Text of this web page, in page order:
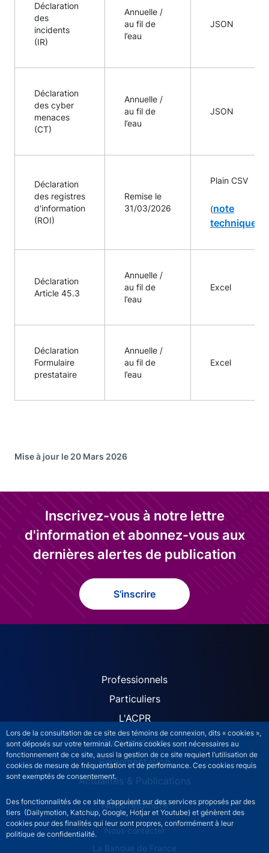
Lors de la consultation de ce site des témoins de connexion, dits « cookies »,
sont déposés sur votre terminal. Certains cookies sont nécessaires au
fonctionnement de ce site, aussi la gestion de ce site requiert l’utilisation de
cookies de mesure de fréquentation et de performance. Ces cookies requis
sont exemptés de consentement.
Des fonctionnalités de ce site s’appuient sur des services proposés par des
tiers (Dailymotion, Katchup, Google, Hotjar et Youtube) et génèrent des
cookies pour des finalités qui leur sont propres, conformément à leur
politique de confidentialité.
Déclaration
des
incidents
(IR)
Annuelle /
au fil de
l’eau
JSON
Déclaration
des cyber
menaces
(CT)
Annuelle /
au fil de
l’eau
JSON
Déclaration
des registres
d'information
(ROI)
Remise le
31/03/2026
Plain CSV
(note
technique
Déclaration
Article 45.3
Annuelle /
au fil de
l’eau
Excel
Déclaration
Formulaire
prestataire
Annuelle /
au fil de
l’eau
Excel
Mise à jour le 20 Mars 2026
Inscrivez-vous à notre lettre
d'information et abonnez-vous aux
dernières alertes de publication
S'inscrire
ACPR site navigation
Professionnels
Particuliers
L'ACPR
Nos missions
Réglementation
Actualités & Publications
Nous rejoindre
ACPR footer secondary menu (French)
Nous contacter
La Banque de France